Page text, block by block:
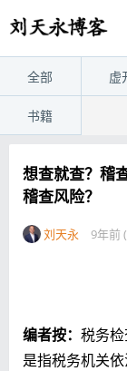
全部 虚
书籍
想查就查？稽
稽查风险？
刘天永 9年前
编者按： 税务
是指税务机关